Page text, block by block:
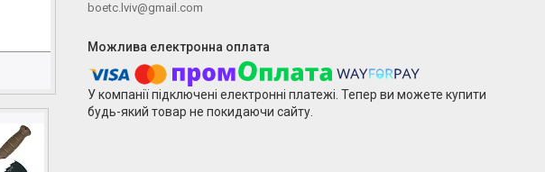
boetc.lviv@gmail.com
У компанії підключені електронні платежі. Тепер ви можете купити
будь-який товар не покидаючи сайту.